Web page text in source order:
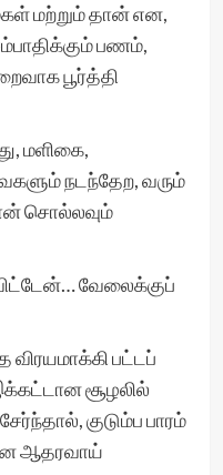
மற்றும் தான் என,
பணம்,
பூர்த்தி
மளிகை,
நடந்தேற, வரும்
சொல்லவும்
வேலைக்குப்
பட்டப்
சூழலில்
குடும்ப பாரம்
ஆதரவாய்